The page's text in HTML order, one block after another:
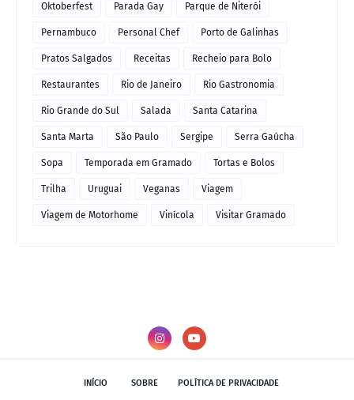
Oktoberfest Parada Gay Parque de Niterói
Pernambuco Personal Chef Porto de Galinhas
Pratos Salgados Receitas Recheio para Bolo
Restaurantes Rio de Janeiro Rio Gastronomia
Rio Grande do Sul Salada Santa Catarina
Santa Marta São Paulo Sergipe Serra Gaúcha
Sopa Temporada em Gramado Tortas e Bolos
Trilha Uruguai Veganas Viagem
Viagem de Motorhome Vinícola Visitar Gramado
INÍCIO SOBRE POLÍTICA DE PRIVACIDADE